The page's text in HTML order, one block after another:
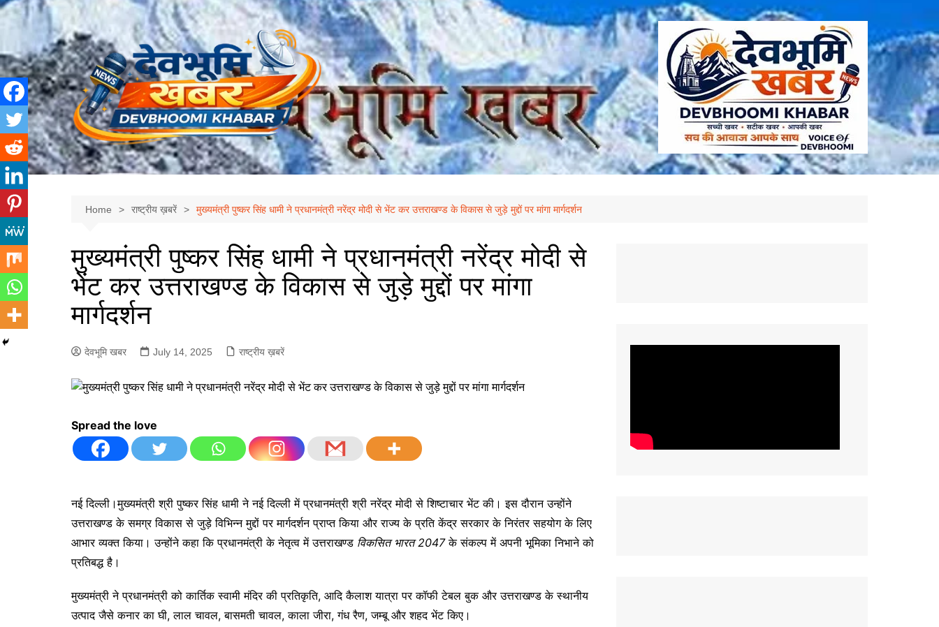
Skip
Home राष्ट्रीय ख़बरें मुख्यमंत्री पुष्कर सिंह धामी ने प्रधानमंत्री नरेंद्र मोदी से भेंट कर उत्तराखण्ड के विकास से जुड़े मुद्दों पर मांगा मार्गदर्शन
मुख्यमंत्री पुष्कर सिंह धामी ने प्रधानमंत्री नरेंद्र मोदी से
भेंट कर उत्तराखण्ड के विकास से जुड़े मुद्दों पर मांगा
मार्गदर्शन
देवभूमि खबर July 14, 2025 राष्ट्रीय ख़बरें
Spread the love
नई दिल्ली।मुख्यमंत्री श्री पुष्कर सिंह धामी ने नई दिल्ली में प्रधानमंत्री श्री नरेंद्र मोदी से शिष्टाचार भेंट की। इस दौरान उन्होंने
उत्तराखण्ड के समग्र विकास से जुड़े विभिन्न मुद्दों पर मार्गदर्शन प्राप्त किया और राज्य के प्रति केंद्र सरकार के निरंतर सहयोग के लिए
आभार व्यक्त किया। उन्होंने कहा कि प्रधानमंत्री के नेतृत्व में उत्तराखण्ड विकसित भारत 2047के संकल्प में अपनी भूमिका निभाने को
प्रतिबद्ध है।
मुख्यमंत्री ने प्रधानमंत्री को कार्तिक स्वामी मंदिर की प्रतिकृति, आदि कैलाश यात्रा पर कॉफी टेबल बुक और उत्तराखण्ड के स्थानीय
उत्पाद जैसे कनार का घी, लाल चावल, बासमती चावल, काला जीरा, गंध रैण, जम्बू और शहद भेंट किए।